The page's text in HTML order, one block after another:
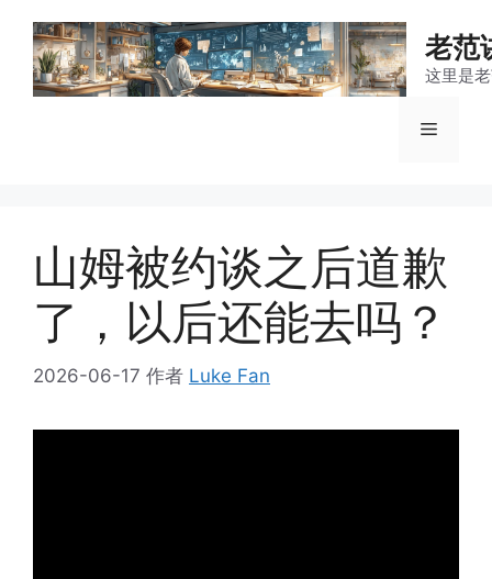
老范
这里是
菜
山姆被约谈之后道歉
了，以后还能去吗？
2026-06-17 作者 Luke Fan